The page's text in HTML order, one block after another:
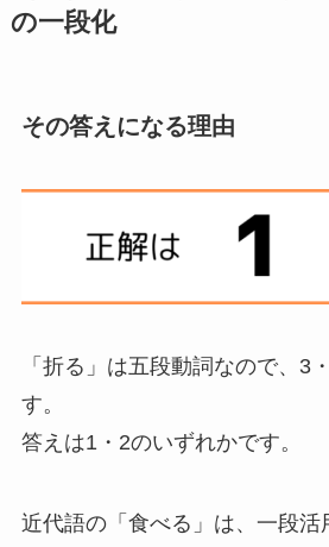
の一段化
その答えになる理由
「折る」は五段動詞 なので、3
す。
答えは1・2のいずれかです。
近代語の「食べる」は、一段活